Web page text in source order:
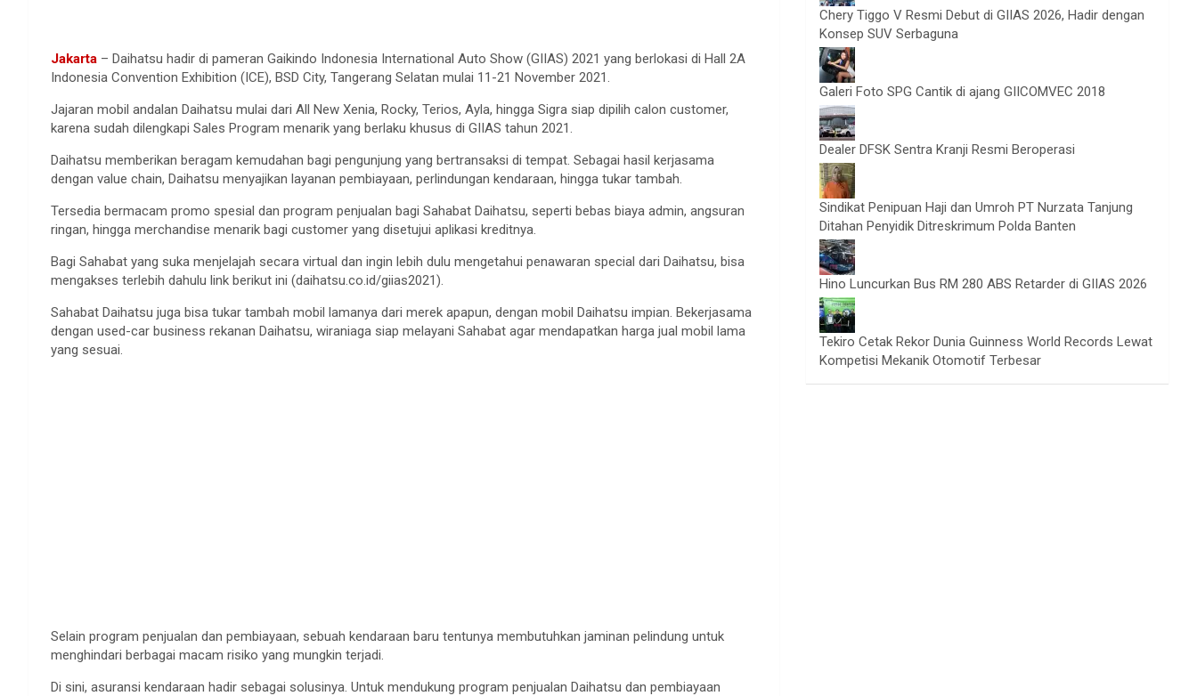
Jakarta – Daihatsu hadir di pameran Gaikindo Indonesia International Auto Show (GIIAS) 2021 yang berlokasi di Hall 2A
Indonesia Convention Exhibition (ICE), BSD City, Tangerang Selatan mulai 11-21 November 2021.
Jajaran mobil andalan Daihatsu mulai dari All New Xenia, Rocky, Terios, Ayla, hingga Sigra siap dipilih calon customer,
karena sudah dilengkapi Sales Program menarik yang berlaku khusus di GIIAS tahun 2021.
Daihatsu memberikan beragam kemudahan bagi pengunjung yang bertransaksi di tempat. Sebagai hasil kerjasama
dengan value chain, Daihatsu menyajikan layanan pembiayaan, perlindungan kendaraan, hingga tukar tambah.
Tersedia bermacam promo spesial dan program penjualan bagi Sahabat Daihatsu, seperti bebas biaya admin, angsuran
ringan, hingga merchandise menarik bagi customer yang disetujui aplikasi kreditnya.
Bagi Sahabat yang suka menjelajah secara virtual dan ingin lebih dulu mengetahui penawaran special dari Daihatsu, bisa
mengakses terlebih dahulu link berikut ini (daihatsu.co.id/giias2021).
Sahabat Daihatsu juga bisa tukar tambah mobil lamanya dari merek apapun, dengan mobil Daihatsu impian. Bekerjasama
dengan used-car business rekanan Daihatsu, wiraniaga siap melayani Sahabat agar mendapatkan harga jual mobil lama
yang sesuai.
Selain program penjualan dan pembiayaan, sebuah kendaraan baru tentunya membutuhkan jaminan pelindung untuk
menghindari berbagai macam risiko yang mungkin terjadi.
Di sini, asuransi kendaraan hadir sebagai solusinya. Untuk mendukung program penjualan Daihatsu dan pembiayaan
Chery Tiggo V Resmi Debut di GIIAS 2026, Hadir dengan
Konsep SUV Serbaguna
Galeri Foto SPG Cantik di ajang GIICOMVEC 2018
Dealer DFSK Sentra Kranji Resmi Beroperasi
Sindikat Penipuan Haji dan Umroh PT Nurzata Tanjung
Ditahan Penyidik Ditreskrimum Polda Banten
Hino Luncurkan Bus RM 280 ABS Retarder di GIIAS 2026
Tekiro Cetak Rekor Dunia Guinness World Records Lewat
Kompetisi Mekanik Otomotif Terbesar